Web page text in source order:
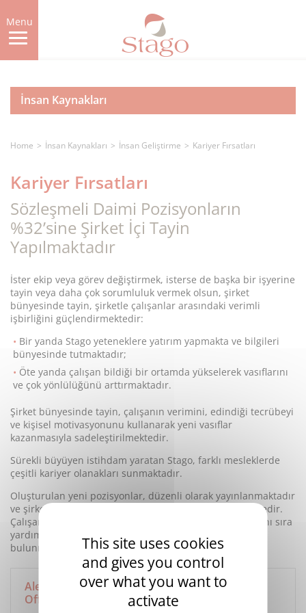
to
main
content
Menu
İnsan Kaynakları
Home İnsan Kaynakları İnsan Geliştirme Kariyer Fırsatları
Kariyer Fırsatları
Sözleşmeli Daimi Pozisyonların
%32’sine Şirket İçi Tayin
Yapılmaktadır
İster ekip veya görev değiştirmek, isterse de başka bir işyerine
tayin veya daha çok sorumluluk vermek olsun, şirket
bünyesinde tayin, şirketle çalışanlar arasındaki verimli
işbirliğini güçlendirmektedir:
Bir yanda Stago yeteneklere yatırım yapmakta ve bilgileri
bünyesinde tutmaktadır;
Öte yanda çalışan bildiği bir ortamda yükselerek vasıflarını
ve çok yönlülüğünü arttırmaktadır.
Şirket bünyesinde tayin, çalışanın verimini, edindiği tecrübeyi
ve kişisel motivasyonunu kullanarak yeni vasıflar
kazanmasıyla sadeleştirilmektedir.
Sürekli büyüyen istihdam yaratan Stago, farklı mesleklerde
çeşitli kariyer olanakları sunmaktadır.
Oluşturulan yeni pozisyonlar, düzenli olarak yayınlanmaktadır
ve şirket bünyesinde ilan edilmelerine ağırlık verilmektedir.
Çalışanlar bu ilanlara doğrudan başvurabilir, bunun yanı sıra
yardımcı olacak tayin koşulları ve pratik bilgi formları
bulunmaktadır.
Alexandre A, Technical Customer Support
Officer, Asnières sur Seine – France
This site uses cookies
and gives you control
over what you want to
activate